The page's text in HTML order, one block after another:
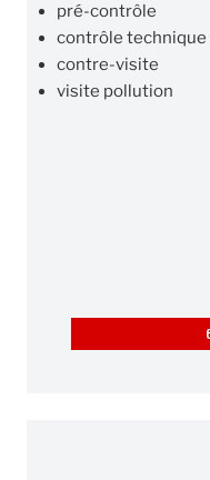
pré-contrôle
contrôle technique
contre-visite
visite pollution